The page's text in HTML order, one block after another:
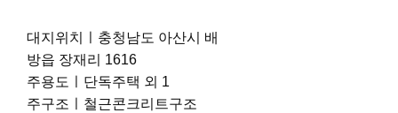
대지위치ㅣ충청남도 아산시 배
방읍 장재리 1616
주용도ㅣ단독주택 외 1
주구조ㅣ철근콘크리트구조